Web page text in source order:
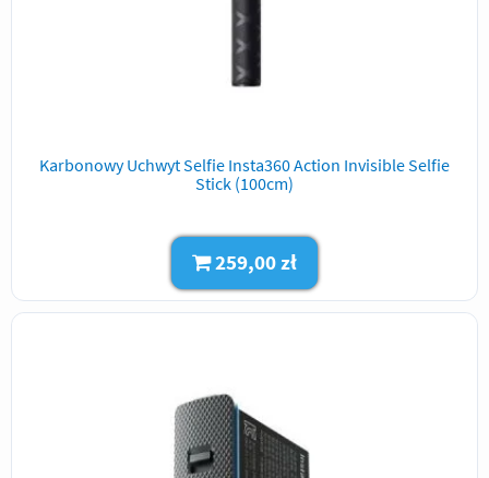
Karbonowy Uchwyt Selfie Insta360 Action Invisible Selfie
Stick (100cm)
259,00 zł